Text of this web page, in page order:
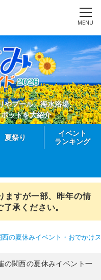
MENU
やプール、海水浴場、
ットを大紹介
夏祭り
イベント
ランキング
ますが一部、昨年の情
承ください。
西の夏休みイベント・おでかけ
関西の夏休みイベント一